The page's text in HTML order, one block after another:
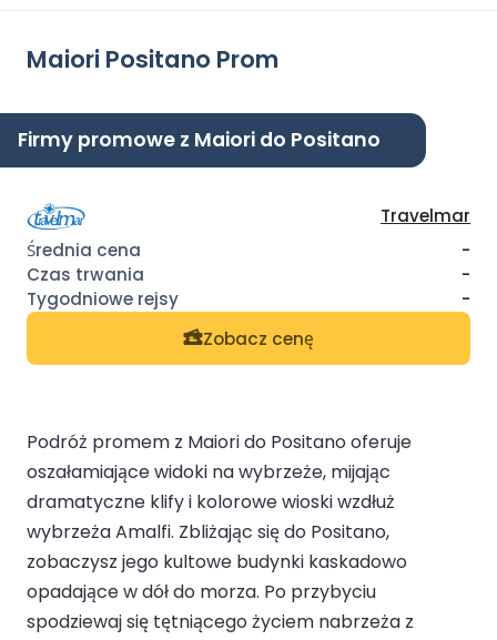
Maiori Positano Prom
Firmy promowe z Maiori do Positano
Travelmar
-
-
-
Zobacz cenę
Podróż promem z Maiori do Positano oferuje
oszałamiające widoki na wybrzeże, mijając
dramatyczne klify i kolorowe wioski wzdłuż
wybrzeża Amalfi. Zbliżając się do Positano,
zobaczysz jego kultowe budynki kaskadowo
opadające w dół do morza. Po przybyciu
spodziewaj się tętniącego życiem nabrzeża z